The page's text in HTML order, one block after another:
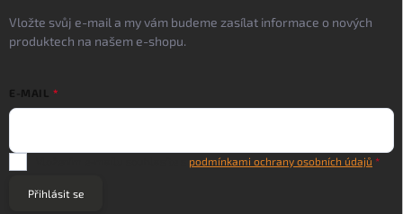
Vložte svůj e-mail a my vám budeme zasílat informace o nových
produktech na našem e-shopu.
E-MAIL
podmínkami ochrany osobních údajů
Přihlásit se